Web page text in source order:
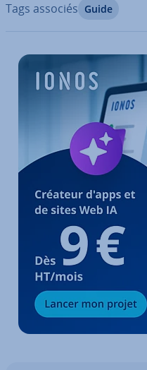
Tags associés Guide
Aller au menu principal